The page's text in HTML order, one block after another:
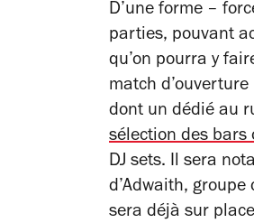
D’une forme –
parties, pouvant
qu’on pourra y
match
dont un dédié au
sélection des bars
DJ sets. Il sera
d’Adwaith, groupe
sera déjà sur